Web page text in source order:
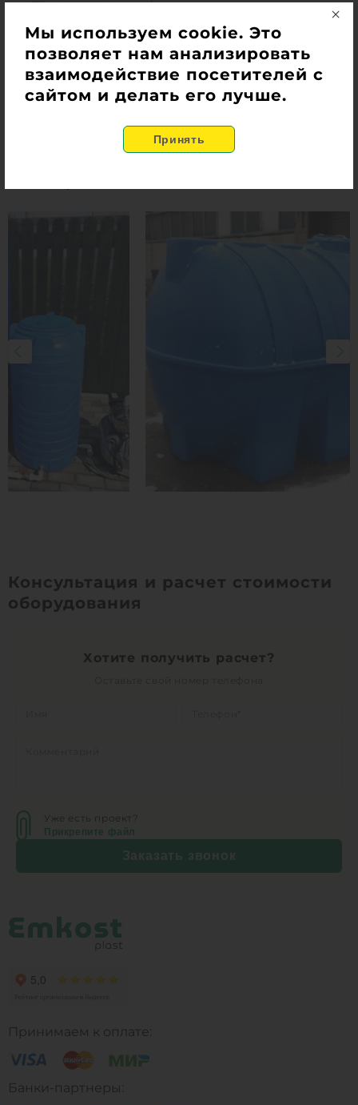
Консультация и расчет стоимости
оборудования
Хотите получить расчет?
Уже есть проект?
Прикрепите файл
Заказать звонок
Принимаем к оплате:
Банки-партнеры:
Мы используем cookie. Это
позволяет нам анализировать
взаимодействие посетителей с
сайтом и делать его лучше.